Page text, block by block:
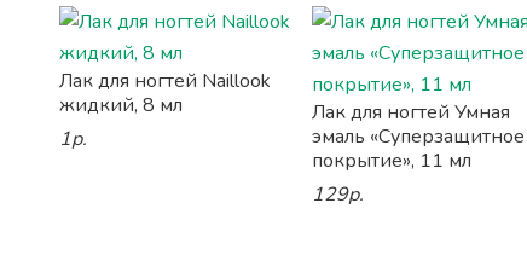
Лак для ногтей Naillook
жидкий, 8 мл
1р.
Лак для ногтей Умная
эмаль «Суперзащитное
покрытие», 11 мл
129р.